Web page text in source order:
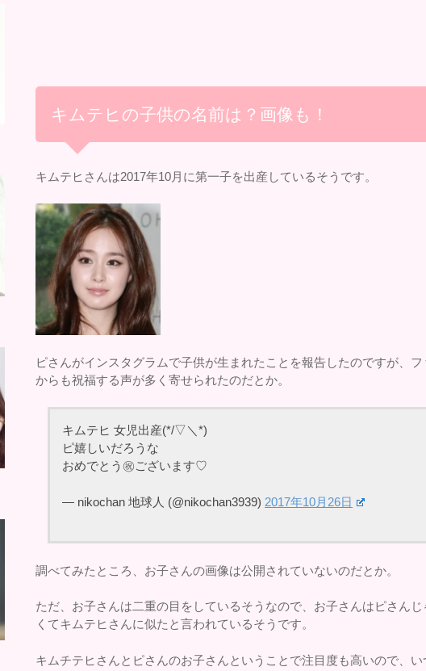
キムテヒの子供の名前は？画像も！
キムテヒさんは2017年10月に第一子を出産しているそうです。
ピさんがインスタグラムで子供が生まれたことを報告したのですが、フ
からも祝福する声が多く寄せられたのだとか。
キムテヒ 女児出産(*/▽＼*)
ピ嬉しいだろうな
おめでとう㊗️ございます♡
— nikochan 地球人 (@nikochan3939) 2017年10月26日
調べてみたところ、お子さんの画像は公開されていないのだとか。
ただ、お子さんは二重の目をしているそうなので、お子さんはピさんじ
くてキムテヒさんに似たと言われているそうです。
キムチテヒさんとピさんのお子さんということで注目度も高いので、い